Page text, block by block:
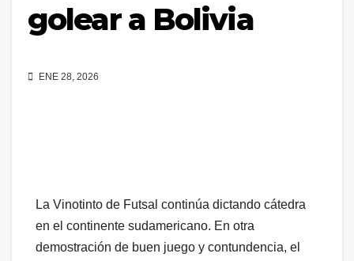
golear a Bolivia
ENE 28, 2026
La Vinotinto de Futsal continúa dictando cátedra
en el continente sudamericano. En otra
demostración de buen juego y contundencia, el